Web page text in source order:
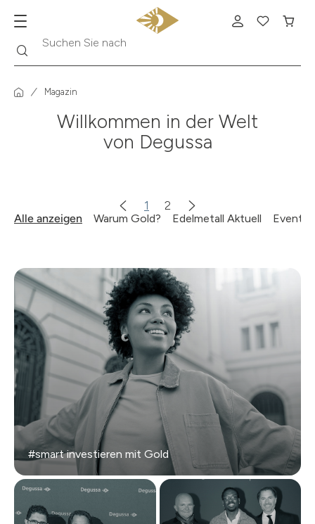
Suchen Sie nach
Magazin
Willkommen in der Welt
von Degussa
1 2
Alle anzeigen Warum Gold? Edelmetall Aktuell Events
#smart investieren mit Gold